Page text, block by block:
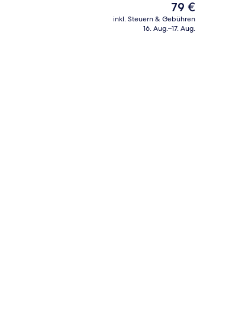
Zimmer, 1 King-Bett und Schlafsofa
Der
aktuelle
Preis
79 €
inkl. Steuern & Gebühren
16. Aug.–17. Aug.